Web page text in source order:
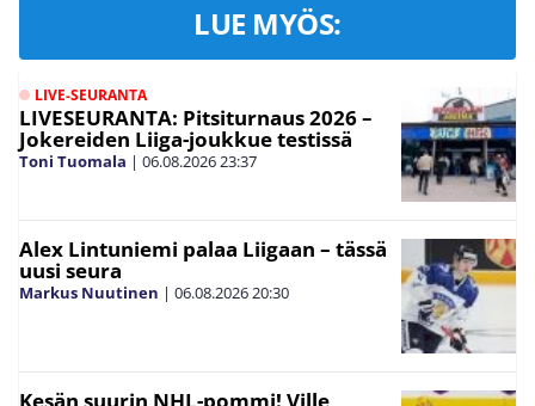
LUE MYÖS:
LIVE-SEURANTA
LIVESEURANTA: Pitsiturnaus 2026 –
Jokereiden Liiga-joukkue testissä
Toni Tuomala | 06.08.202623:37
Alex Lintuniemi palaa Liigaan – tässä
uusi seura
Markus Nuutinen | 06.08.202620:30